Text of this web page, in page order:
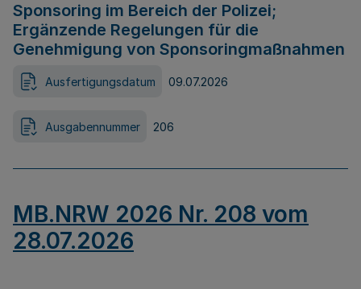
Sponsoring im Bereich der Polizei;
Ergänzende Regelungen für die
Genehmigung von Sponsoringmaßnahmen
Ausfertigungsdatum 09.07.2026
Ausgabennummer 206
MB.NRW 2026 Nr. 208 vom
28.07.2026